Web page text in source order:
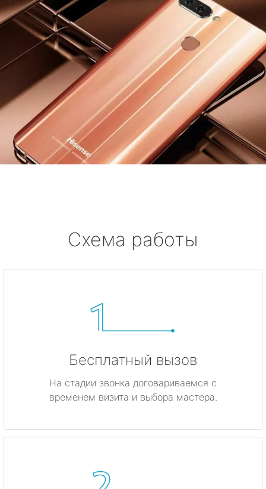
Схема работы
Бесплатный вызов
На стадии звонка договариваемся с
временем визита и выбора мастера.